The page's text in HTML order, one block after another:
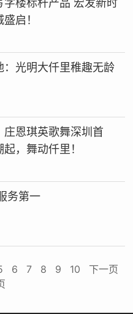
字楼标杆产品 宏发新时
启！
：光明大仟里稚趣无龄
庄恩琪英歌舞深圳首
，舞动仟里！
节提质 服务第一
6 7 8 9 10
下一页